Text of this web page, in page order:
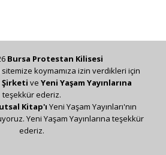
Bursa Protestan Kilisesi
koymamıza izin verdikleri için
Şirketi ve Yeni Yaşam Yayınlarına
teşekkür ederiz.
Kitap'ı Yeni Yaşam Yayınları'nın
Yeni Yaşam Yayınlarına teşekkür
ederiz.